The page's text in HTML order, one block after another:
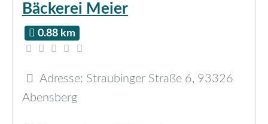
Bäckerei Meier
0.88 km
Adresse: Straubinger Straße 6, 93326
Abensberg